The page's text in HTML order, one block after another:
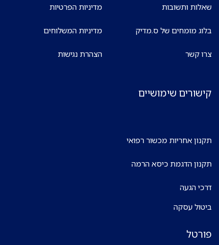
שאלות ותשובות
בלוג מומחים של ס.מדיק
צרו קשר
מדיניות הפרטיות
מדיניות המשלוחים
הצהרת נגישות
קישורים שימושיים
תקנון אחריות מכשור רפואי
תקנון הדגמת כיסא הרמה
דרכי הגעה
ביטול עסקה
פורטל